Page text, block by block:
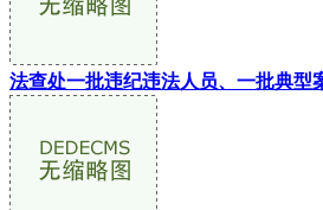
法查处一批违纪违法人员、一批典型